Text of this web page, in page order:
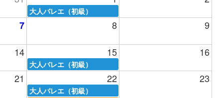
大人バレエ（初級）
7 8 9
14 15 16
大人バレエ（初級）
21 22 23
大人バレエ（初級）